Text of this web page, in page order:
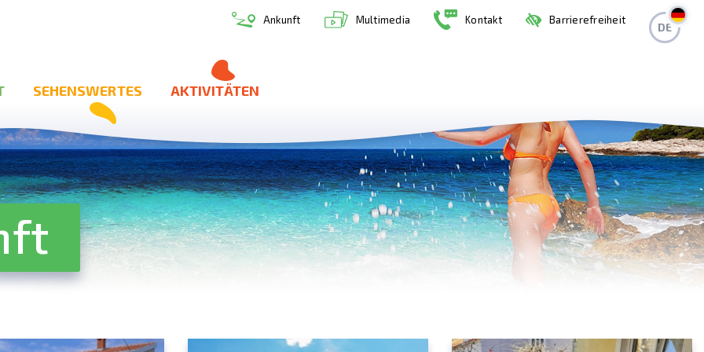
Ankunft Multimedia Kontakt Barrierefreiheit
DE
SEHENSWERTES AKTIVITÄTEN